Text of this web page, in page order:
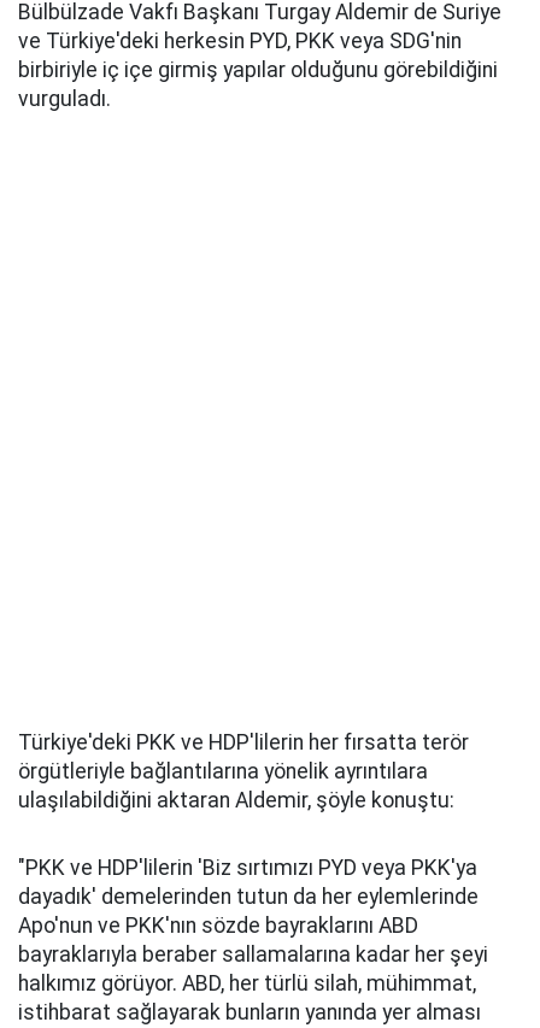
Bülbülzade Vakfı Başkanı Turgay Aldemir de Suriye
ve Türkiye'deki herkesin PYD, PKK veya SDG'nin
birbiriyle iç içe girmiş yapılar olduğunu görebildiğini
vurguladı.
Türkiye'deki PKK ve HDP'lilerin her fırsatta terör
örgütleriyle bağlantılarına yönelik ayrıntılara
ulaşılabildiğini aktaran Aldemir, şöyle konuştu:
"PKK ve HDP'lilerin 'Biz sırtımızı PYD veya PKK'ya
dayadık' demelerinden tutun da her eylemlerinde
Apo'nun ve PKK'nın sözde bayraklarını ABD
bayraklarıyla beraber sallamalarına kadar her şeyi
halkımız görüyor. ABD, her türlü silah, mühimmat,
istihbarat sağlayarak bunların yanında yer alması